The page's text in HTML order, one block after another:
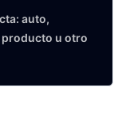
auto,
u otro